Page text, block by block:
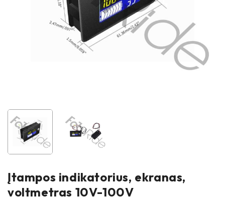
Įtampos indikatorius, ekranas,
voltmetras 10V-100V